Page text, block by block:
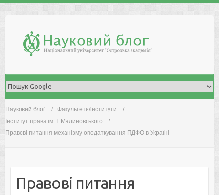
Науковий блоґ
Факультети/інститути
Інститут права ім. І. Малиновського
Правові питання механізму оподаткування ПДФО в Україні
Правові питання